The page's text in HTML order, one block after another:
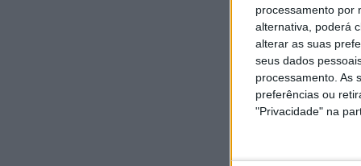
processamento por
alternativa, poderá
alterar as suas
seus dados
processamento. As
preferências ou
"Privacidade" na